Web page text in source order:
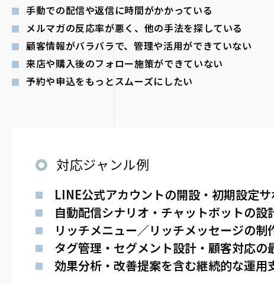
手動での配信や返信に時間がかかっている
メルマガの反応率が悪く、他の手法を探している
顧客情報がバラバラで、管理や活用ができていない
来店や購入後のフォロー施策ができていない
予約や申込をもっとスムーズにしたい
対応ジャンル例
LINE公式アカウントの開設・初期設定サ
自動配信シナリオ・チャットボットの設
リッチメニュー／リッチメッセージの制
タグ管理・セグメント設計・顧客対応の
効果分析・改善提案を含む継続的な運用